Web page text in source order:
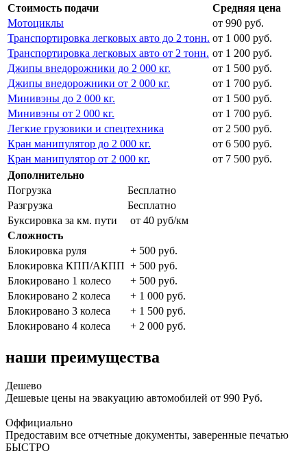
Стоимость подачи
Средняя цена
Мотоциклы
от 990 руб.
Транспортировка легковых авто до 2 тонн. от 1 000 руб.
Транспортировка легковых авто от 2 тонн. от 1 200 руб.
Джипы внедорожники до 2 000 кг.
от 1 500 руб.
Джипы внедорожники от 2 000 кг.
от 1 700 руб.
Минивэны до 2 000 кг.
от 1 500 руб.
Минивэны от 2 000 кг.
от 1 700 руб.
Легкие грузовики и спецтехника
от 2 500 руб.
Кран манипулятор до 2 000 кг.
от 6 500 руб.
Кран манипулятор от 2 000 кг.
от 7 500 руб.
Дополнительно
Погрузка
Бесплатно
Разгрузка
Бесплатно
Буксировка за км. пути
от 40 руб/км
Сложность
Блокировка руля
+ 500 руб.
Блокировка КПП/АКПП + 500 руб.
Блокировано 1 колесо
+ 500 руб.
Блокировано 2 колеса
+ 1 000 руб.
Блокировано 3 колеса
+ 1 500 руб.
Блокировано 4 колеса
+ 2 000 руб.
наши преимущества
Дешево
Дешевые цены на эвакуацию автомобилей от 990 Руб.
Оффициально
Предоставим все отчетные документы, заверенные печатью
БЫСТРО